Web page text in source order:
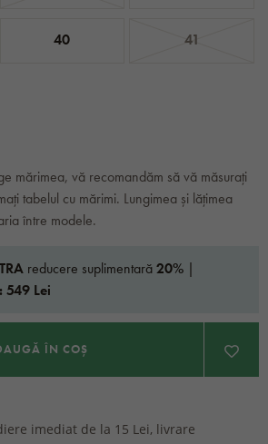
40 41
mărimea, vă recomandăm să vă măsurați
tabelul cu mărimi. Lungimea și lățimea
între modele.
reducere suplimentară20% |
549 Lei
ÎN COȘ
imediat de la 15 Lei, livrare